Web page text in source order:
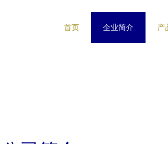
首页 企业简介 产